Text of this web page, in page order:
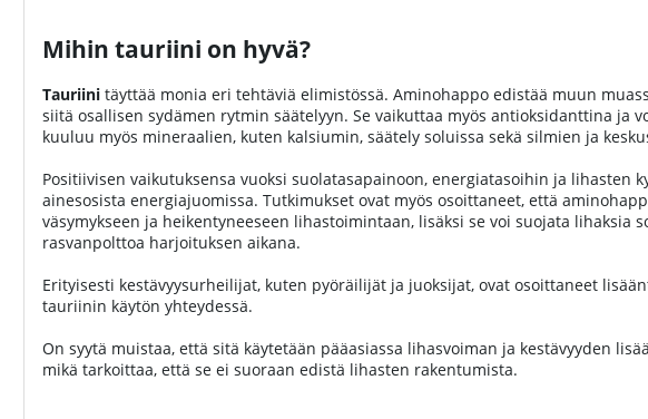
Mihin tauriini on hyvä?
Tauriini täyttää monia eri tehtäviä elimistössä. Aminohappo edistää muun
siitä osallisen sydämen rytmin säätelyyn. Se vaikuttaa myös antioksidanttina ja
kuuluu myös mineraalien, kuten kalsiumin, säätely soluissa sekä silmien ja
Positiivisen vaikutuksensa vuoksi suolatasapainoon, energiatasoihin ja lihasten
ainesosista energiajuomissa. Tutkimukset ovat myös osoittaneet, että
väsymykseen ja heikentyneeseen lihastoimintaan, lisäksi se voi suojata
rasvanpolttoa harjoituksen aikana.
Erityisesti kestävyysurheilijat, kuten pyöräilijät ja juoksijat, ovat osoittaneet
tauriinin käytön yhteydessä.
On syytä muistaa, että sitä käytetään pääasiassa lihasvoiman ja kestävyyden
mikä tarkoittaa, että se ei suoraan edistä lihasten rakentumista.